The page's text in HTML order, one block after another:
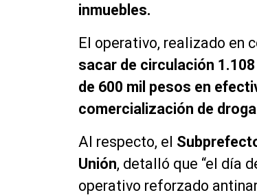
inmuebles.
El operativo, realizado en
sacar de circulación
de 600 mil pesos en
comercialización de
Al respecto, el
Unión, detalló que “el día
operativo reforzado